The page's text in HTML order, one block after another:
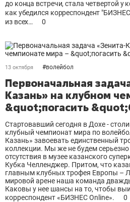
до конца встречи, стала четвертой
как убедился корреспондент
из всех…
0
13 октября #волейбол
Первоначальная
Казань» на клубном
&quot;погасить
Стартовавший сегодня в Дохе -
клубный чемпионат мира по
Казань» завоевать единственный
коллекции. Мы же не будем
отсутствия в музее казанского
Кубка Челленджер. Притом, что
главным клубных трофея Европы –
мировой арене наша команда
Каковы у нее шансы на то, чтобы
корреспондент «БИЗНЕС Online».
0